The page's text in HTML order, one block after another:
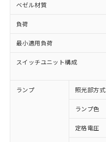
ベゼル材質
負荷
最小適用負荷
スイッチユニット構成
ランプ 照光部方式
ランプ色
定格電圧